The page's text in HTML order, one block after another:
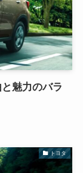
魅力のバラ
トヨタ